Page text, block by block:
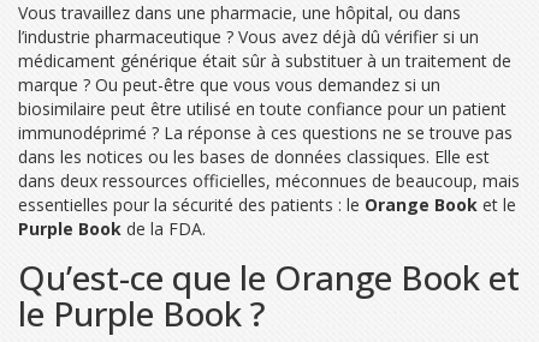
Vous travaillez dans une pharmacie, une hôpital, ou dans
l’industrie pharmaceutique ? Vous avez déjà dû vérifier si un
médicament générique était sûr à substituer à un traitement de
marque ? Ou peut-être que vous vous demandez si un
biosimilaire peut être utilisé en toute confiance pour un patient
immunodéprimé ? La réponse à ces questions ne se trouve pas
dans les notices ou les bases de données classiques. Elle est
dans deux ressources officielles, méconnues de beaucoup, mais
essentielles pour la sécurité des patients : le Orange Book et le
Purple Book de la FDA.
Qu’est-ce que le Orange Book et
le Purple Book ?